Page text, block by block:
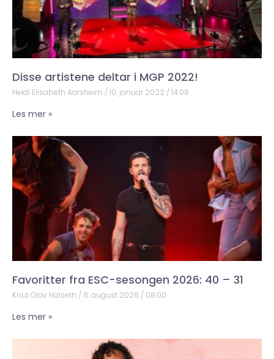
Disse artistene deltar i MGP 2022!
Heidi Elisabeth Aarsheim 10. januar 2022 14:08
Les mer »
Favoritter fra ESC-sesongen 2026: 40 – 31
Knut Olav Halseth 8. august 2026 08:00
Les mer »